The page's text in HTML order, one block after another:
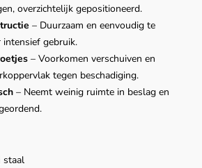
overzichtelijk gepositioneerd.
– Duurzaam en eenvoudig te
intensief gebruik.
– Voorkomen verschuiven en
tegen beschadiging.
– Neemt weinig ruimte in beslag en
staal